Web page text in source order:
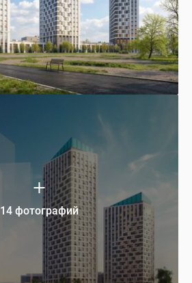
14 фотографий